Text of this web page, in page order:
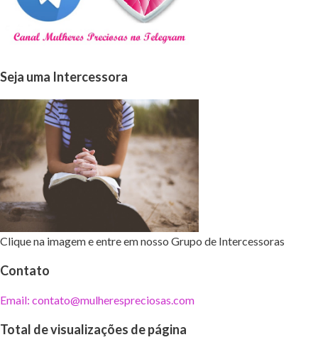
Seja uma Intercessora
Clique na imagem e entre em nosso Grupo de Intercessoras
Contato
Email: contato@mulherespreciosas.com
Total de visualizações de página